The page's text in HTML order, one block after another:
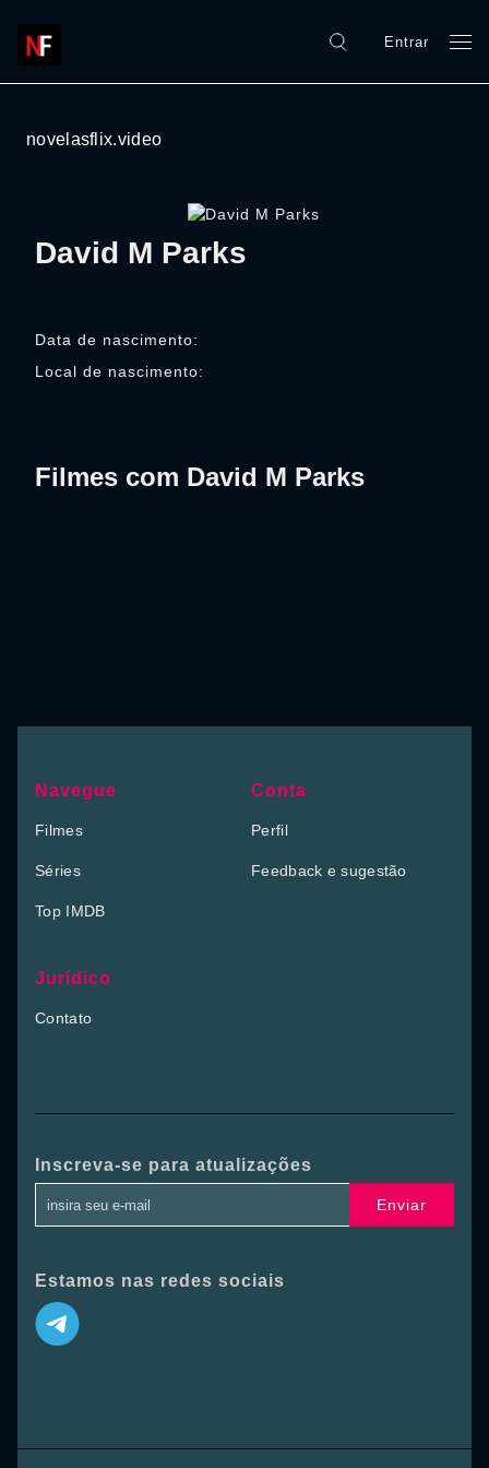
Entrar
novelasflix.video
David M Parks
Data de nascimento:
Local de nascimento:
Filmes com David M Parks
Navegue
Filmes
Séries
Top IMDB
Conta
Perfil
Feedback e sugestão
Jurídico
Contato
Inscreva-se para atualizações
Enviar
Estamos nas redes sociais